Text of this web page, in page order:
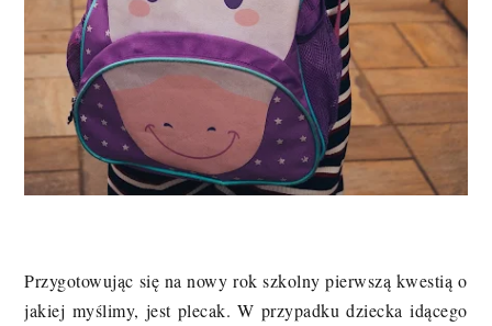
Przygotowując się na nowy rok szkolny pierwszą kwestią o
jakiej myślimy, jest plecak. W przypadku dziecka idącego